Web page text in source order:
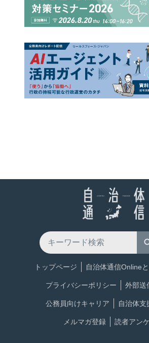
トップページ 自治体通信Online
プライバシーポリシー 外部送
公務員向けキャリア 自治体支
メルマガ登録 読者アン